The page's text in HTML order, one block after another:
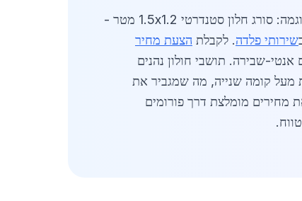
ספקים מרכזיים מציעים מבצעים מיוחדים לשנת 2026, כגון הנחה של 15% על הזמנות מעל 10 מטרים. מחיר לדוגמה: סורג חלון סטנדרטי 1.5x1.2 מטר -
שירותי פלדה. לקבלת הצעת מחיר
עם דגש על חדשנות כמו סורגים אנטי-שבירה. תושבי חולון נהנים
מעל קומה שנייה, מה שמגביר את
תנועה, במחירים של 1,800 שקלים למטר. השוואת מחירים מומלצת דרך פורומים